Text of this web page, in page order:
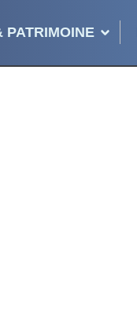
PATRIMOINE